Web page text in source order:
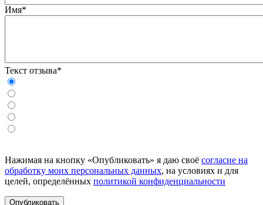
Имя*
Текст отзыва*
Нажимая на кнопку «Опубликовать» я даю своё согласие на
обработку моих персональных данных, на условиях и для
целей, определённых политикой конфиденциальности